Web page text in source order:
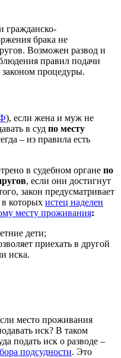
гражданско-
брака не
Возможен развод и
правил подачи
процедуры.
), если жена и муж не
в суд по месту
– из правила есть
в судебном органе по
, если они достигнут
закон предусматривает
в которых истец наделен
месту проживания:
дети;
приехать в другой
иска.
место проживания
иск? В таком
подать иск о разводе –
подсудности. Это